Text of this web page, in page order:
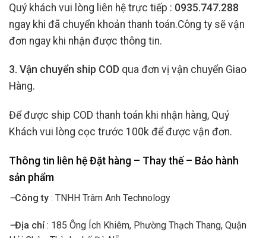
Quý khách vui lòng liên hệ trực tiếp : 0935.747.288
ngay khi đã chuyển khoản thanh toán.Công ty sẽ vận
đơn ngay khi nhận được thông tin.
3. Vận chuyển ship COD qua đơn vị vận chuyển Giao
Hàng.
Để được ship COD thanh toán khi nhận hàng, Quý
Khách vui lòng cọc trước 100k để được vận đơn.
Thông tin liên hệ Đặt hàng – Thay thế – Bảo hành
sản phẩm
–Công ty : TNHH Trâm Anh Technology
–Địa chỉ : 185 Ông Ích Khiêm, Phường Thạch Thang, Quận